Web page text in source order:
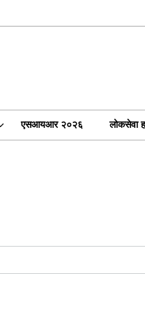
एसआयआर २०२६ लोकसेवा